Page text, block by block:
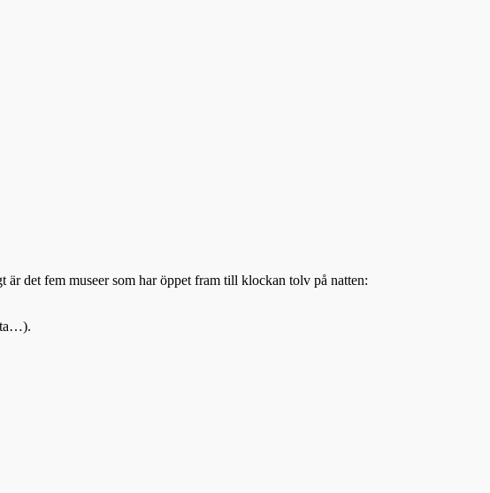
det fem museer som har öppet fram till klockan tolv på natten: